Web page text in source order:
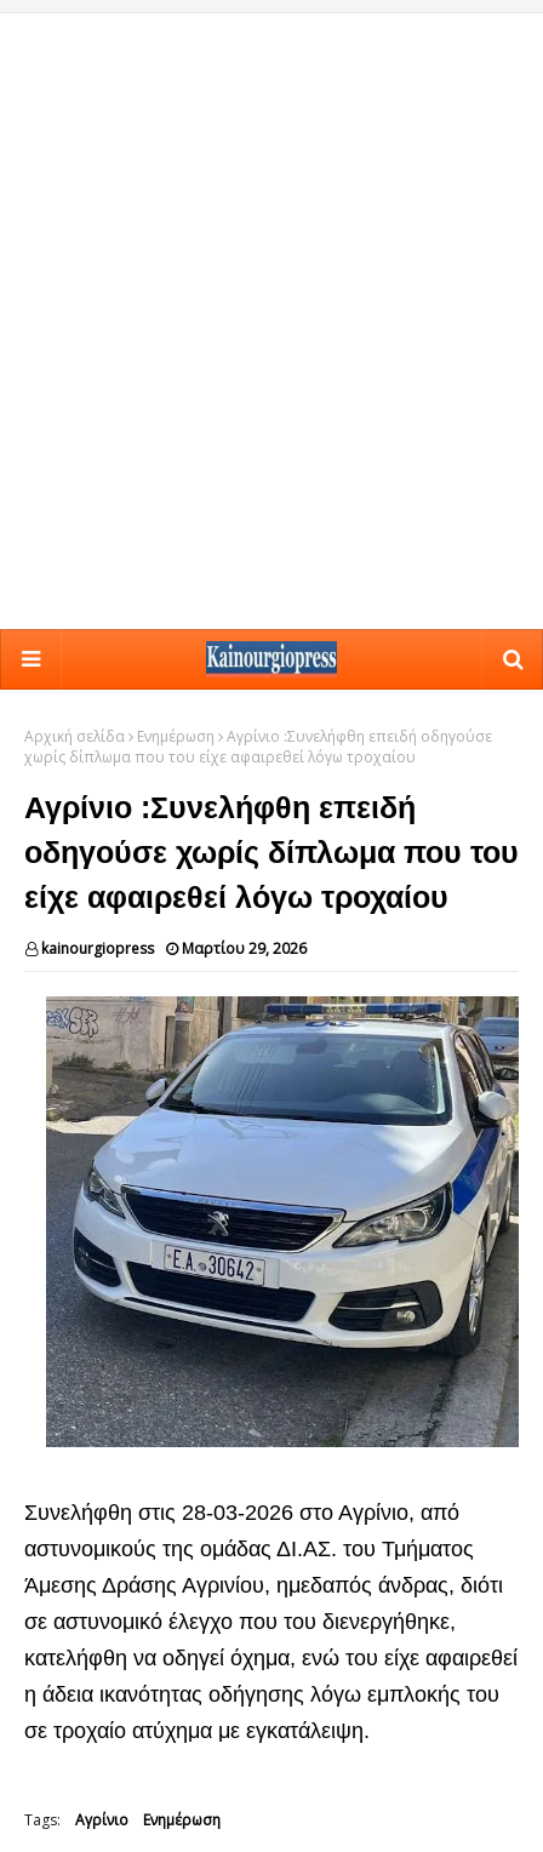
Αρχική σελίδα Ενημέρωση
Αγρίνιο :Συνελήφθη επειδή οδηγούσε
χωρίς δίπλωμα που του είχε αφαιρεθεί λόγω τροχαίου
Αγρίνιο :Συνελήφθη επειδή
οδηγούσε χωρίς δίπλωμα που του
είχε αφαιρεθεί λόγω τροχαίου
kainourgiopress Μαρτίου 29, 2026
Συνελήφθη στις 28-03-2026 στο Αγρίνιο, από
αστυνομικούς της ομάδας ΔΙ.ΑΣ. του Τμήματος
Άμεσης Δράσης Αγρινίου, ημεδαπός άνδρας, διότι
σε αστυνομικό έλεγχο που του διενεργήθηκε,
κατελήφθη να οδηγεί όχημα, ενώ του είχε αφαιρεθεί
η άδεια ικανότητας οδήγησης λόγω εμπλοκής του
σε τροχαίο ατύχημα με εγκατάλειψη.
Tags: Αγρίνιο Ενημέρωση